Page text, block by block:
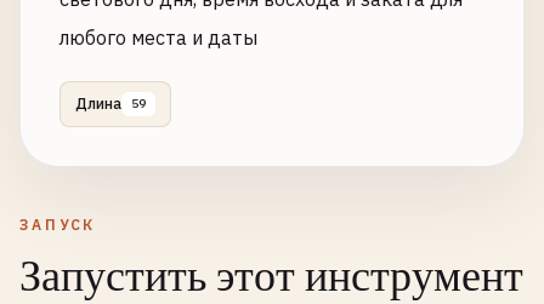
любого места и даты
Длина 59
ЗАПУСК
Запустить этот инструмент